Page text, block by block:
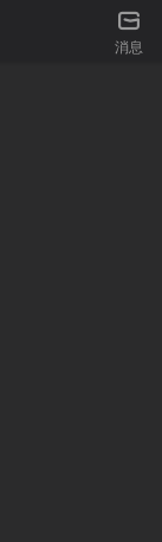
消息